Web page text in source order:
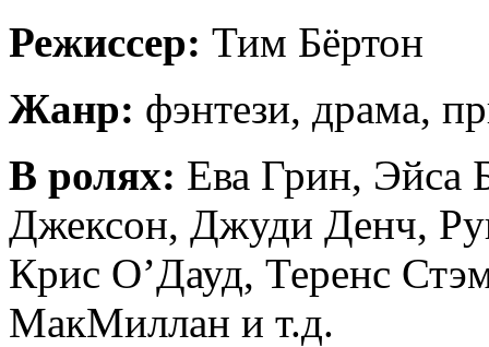
Режиссер: Тим Бёртон
Жанр: фэнтези, драма,
В ролях: Ева Грин, Эйса
Джексон, Джуди Денч,
Крис О’Дауд, Теренс
МакМиллан и т.д.